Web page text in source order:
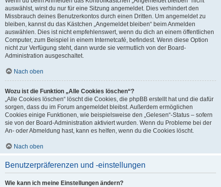
auswählst, wirst du nur für eine Sitzung angemeldet. Dies verhindert den
Missbrauch deines Benutzerkontos durch einen Dritten. Um angemeldet zu
bleiben, kannst du das Kästchen „Angemeldet bleiben“ beim Anmelden
auswählen. Dies ist nicht empfehlenswert, wenn du dich an einem öffentlichen
Computer, zum Beispiel in einem Internetcafé, befindest. Wenn diese Option
nicht zur Verfügung steht, dann wurde sie vermutlich von der Board-
Administration ausgeschaltet.
Nach oben
Wozu ist die Funktion „Alle Cookies löschen“?
„Alle Cookies löschen“ löscht die Cookies, die phpBB erstellt hat und die dafür
sorgen, dass du im Forum angemeldet bleibst. Außerdem ermöglichen
Cookies einige Funktionen, wie beispielsweise den „Gelesen“-Status – sofern
sie von der Board-Administration aktiviert wurden. Wenn du Probleme bei der
An- oder Abmeldung hast, kann es helfen, wenn du die Cookies löscht.
Nach oben
Benutzerpräferenzen und -einstellungen
Wie kann ich meine Einstellungen ändern?